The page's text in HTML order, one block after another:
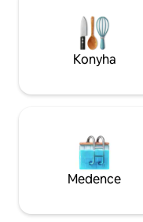
Kis oslói✨ otthonunk,
és Anja – hangulatos,
helyen. Lazíts, és
Konyha
Medence